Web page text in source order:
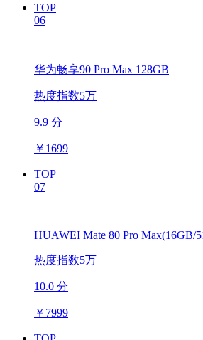
TOP
06
华为畅享90 Pro Max 128GB
热度指数5万
9.9 分
￥ 1699
TOP
07
HUAWEI Mate 80 Pro Max(16GB/
热度指数5万
10.0 分
￥ 7999